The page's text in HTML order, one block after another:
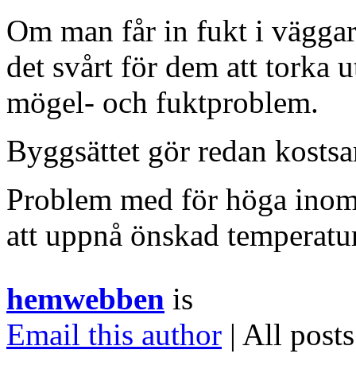
Om man får in fukt i
det svårt för dem att torka
mögel- och fuktproblem.
Byggsättet gör redan
Problem med för höga
att uppnå önskad
hemwebben is
Email this author | All